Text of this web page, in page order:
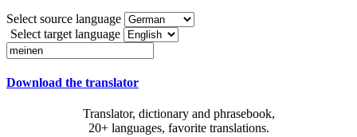
Select source language
Select target language
Download the translator
Translator, dictionary and phrasebook,
20+ languages, favorite translations.